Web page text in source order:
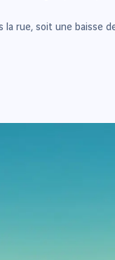
rue, soit une baisse